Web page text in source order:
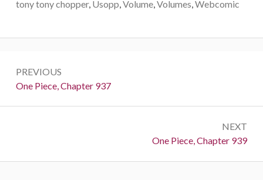
tony tony chopper, Usopp,Volume,Volumes,Webcomic
navigation
PREVIOUS
Previous:
One Piece, Chapter 937
NEXT
Next:
One Piece, Chapter 939